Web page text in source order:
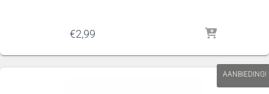
€2,99
AANBIEDING!